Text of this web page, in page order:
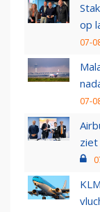
op
07-
07-